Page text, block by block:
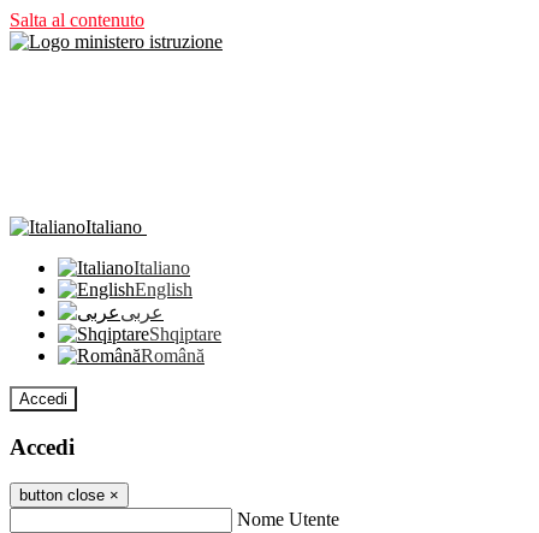
Salta al contenuto
Italiano
Italiano
English
عربى
Shqiptare
Română
Accedi
Accedi
button close ×
Nome Utente